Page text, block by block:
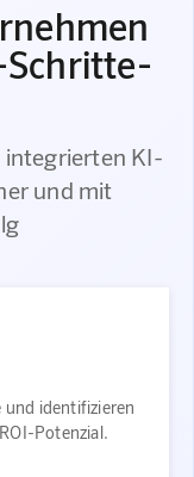
integrierten KI-
und mit
und identifizieren
Potenzial.